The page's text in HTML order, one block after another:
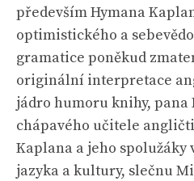
především Hymana
optimistického a
gramatice poněkud
originální interpretace
jádro humoru knihy,
chápavého učitele
Kaplana a jeho spolužáky
jazyka a kultury, slečnu